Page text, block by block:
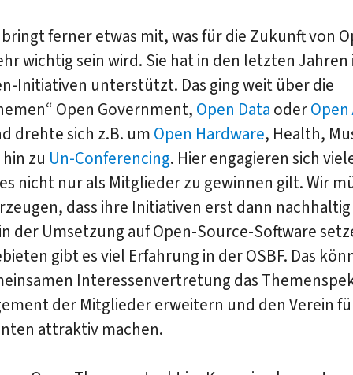
bringt ferner etwas mit, was für die Zukunft von
wichtig sein wird. Sie hat in den letzten
Initiativen unterstützt. Das ging weit über die
Open Government, Open Data oderOpen
drehte sich z.B. um Open Hardware, Health,
zu Un-Conferencing. Hier engagieren sich
nicht nur als Mitglieder zu gewinnen gilt. Wir
dass ihre Initiativen erst dann
der Umsetzung auf Open-Source-Software
gibt es viel Erfahrung in der OSBF. Das
Interessenvertretung das
der Mitglieder erweitern und den Verein
attraktiv machen.